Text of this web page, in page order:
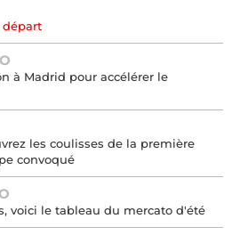
départ
à Madrid pour accélérer le
les coulisses de la première
convoqué
voici le tableau du mercato d'été